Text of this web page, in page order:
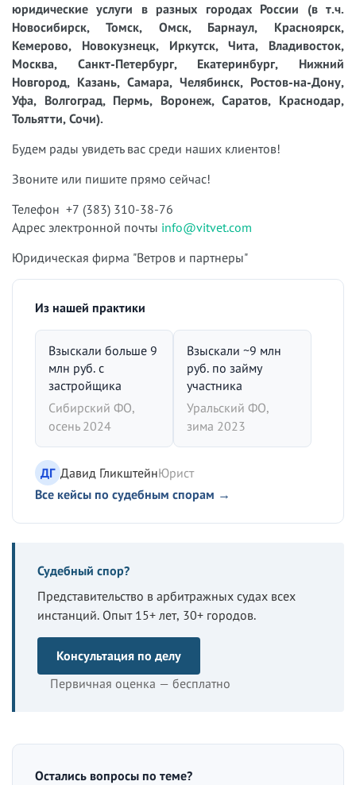
юридические услуги в разных городах России (в т.ч.
Новосибирск, Томск, Омск, Барнаул, Красноярск,
Кемерово, Новокузнецк, Иркутск, Чита, Владивосток,
Москва, Санкт-Петербург, Екатеринбург, Нижний
Новгород, Казань, Самара, Челябинск, Ростов-на-Дону,
Уфа, Волгоград, Пермь, Воронеж, Саратов, Краснодар,
Тольятти, Сочи).
Будем рады увидеть вас среди наших клиентов!
Звоните или пишите прямо сейчас!
Телефон +7 (383) 310-38-76
Адрес электронной почты info@vitvet.com
Юридическая фирма "Ветров и партнеры"
Из нашей практики
Взыскали больше 9
млн руб. с
застройщика
Сибирский ФО,
осень 2024
Взыскали ~9 млн
руб. по займу
участника
Уральский ФО,
зима 2023
ДГ Давид ГликштейнЮрист
Все кейсы по судебным спорам →
Судебный спор?
Представительство в арбитражных судах всех
инстанций. Опыт 15+ лет, 30+ городов.
Консультация по делу
Первичная оценка — бесплатно
Остались вопросы по теме?